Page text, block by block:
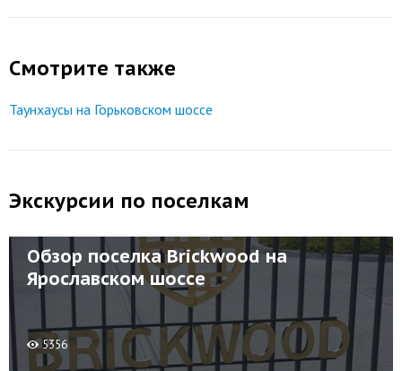
Смотрите также
Таунхаусы на Горьковском шоссе
Экскурсии по поселкам
Обзор поселка Brickwood на
Ярославском шоссе
5356